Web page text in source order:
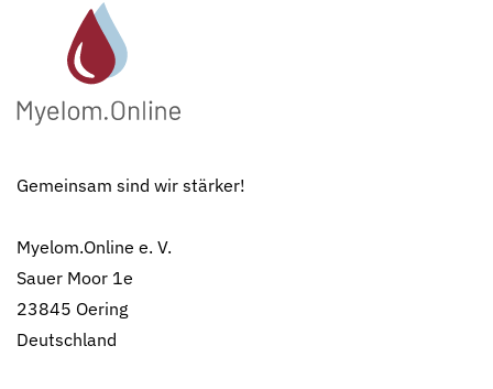
Gemeinsam sind wir stärker!
Myelom.Online e. V.
Sauer Moor 1e
23845 Oering
Deutschland